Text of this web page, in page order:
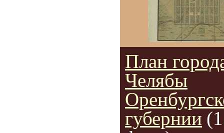
План
Челябы
губернии (1